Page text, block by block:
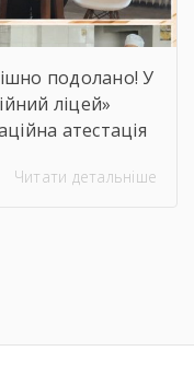
подолано! У
ліцей»
атестація
кожним
із […]
Читати детальніше